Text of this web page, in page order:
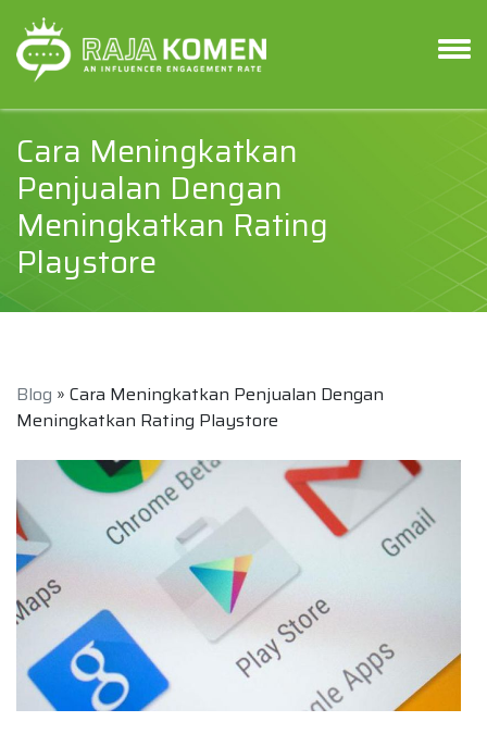
Cara Meningkatkan
Penjualan Dengan
Meningkatkan Rating
Playstore
Blog » Cara Meningkatkan Penjualan Dengan
Meningkatkan Rating Playstore